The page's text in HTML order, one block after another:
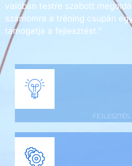
valóban testre szabott
számomra a tréning csupán
támogatja a fejlesztést.”
FEJLESZTÉS